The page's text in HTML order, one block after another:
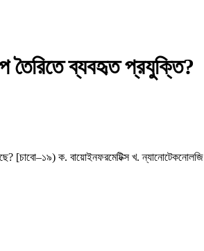
তৈরিতে ব্যবহৃত প্রযুক্তি?
[চাবো–১৯) ক. বায়োইনফরমেটিক্স খ. ন্যানোটেকনোলজি